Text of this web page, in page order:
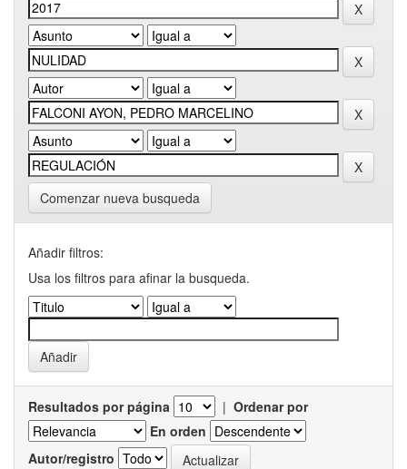
Comenzar nueva busqueda
Añadir filtros:
Usa los filtros para afinar la busqueda.
Resultados por página | Ordenar por
En orden
Autor/registro